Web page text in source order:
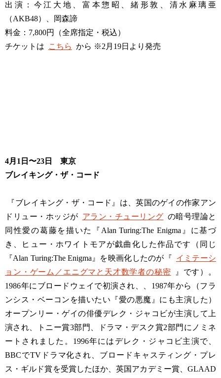
出演：今江大地、富本惣昭、緒形敦、清水麻璃亜
（AKB48）、岡森諦
料金：7,800円（全席指定・税込）
チケットは
こちら から ※2月19日より発売
4月1日〜23日 東京
ブレイキング・ザ・コード
『ブレイキング・ザ・コード』は、英国のゲイの作家アン
ドリュー・ホッジが アラン・チューリング の暗号理論と
同性愛の葛藤を描いた『Alan Turing:The Enigma』に基づ
き、ヒュー・ホワイトモアが戯曲化した作品です（同じ
『Alan Turing:The Enigma』を映画化したのが『 イミテーシ
ョン・ゲーム／エニグマと天才数学者の秘密
』です）。
1986年にブロードウェイで初演され、、1987年から（フラ
ンシス・ベーコンを描いたい『愛の悪魔』にも主演した）
オープンリー・ゲイの俳優デレク・ジャコビが主演して上
演され、トニー賞3部門、ドラマ・デスク賞2部門にノミネ
ートされました。1996年にはデレク・ジャコビ主演で、
BBCでTVドラマ化され、ブロードキャスティング・プレ
ス・ギルド賞を受賞したほか、英国アカデミー賞、GLAAD